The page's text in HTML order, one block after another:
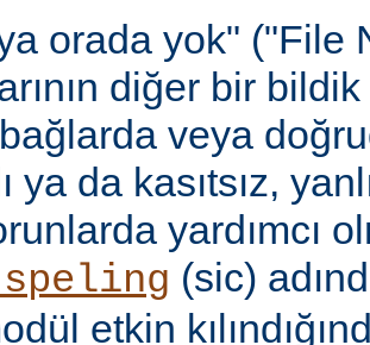
orada yok" ("File
diğer bir
veya
ya da kasıtsız,
yardımcı
(sic)
etkin